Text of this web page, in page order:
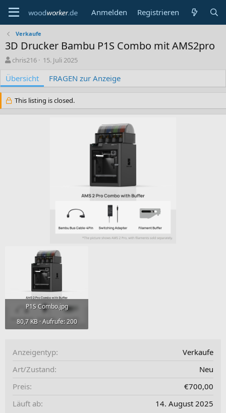
Anmelden Registrieren
Verkaufe
3D Drucker Bambu P1S Combo mit AMS2pro
A
t
o
chris216
C
a
i
o
15. Juli 2025
Übersicht FRAGEN zur Anzeige
This listing is closed.
P1S Combo.jpg
80,7 KB · Aufrufe: 200
Anzeigentyp
Verkaufe
Art/Zustand
Neu
Preis
€700,00
Läuft ab
14. August 2025